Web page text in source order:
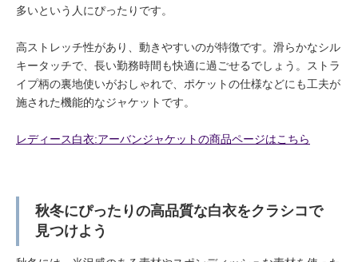
多いという人にぴったりです。
高ストレッチ性があり、動きやすいのが特徴です。滑らかなシル
キータッチで、長い勤務時間も快適に過ごせるでしょう。ストラ
イプ柄の裏地使いがおしゃれで、ポケットの仕様などにも工夫が
施された機能的なジャケットです。
レディース白衣:アーバンジャケットの商品ページはこちら
秋冬にぴったりの高品質な白衣をクラシコで
見つけよう